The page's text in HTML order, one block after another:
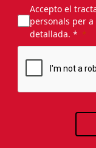
Accepto el
personals per
detallada. *